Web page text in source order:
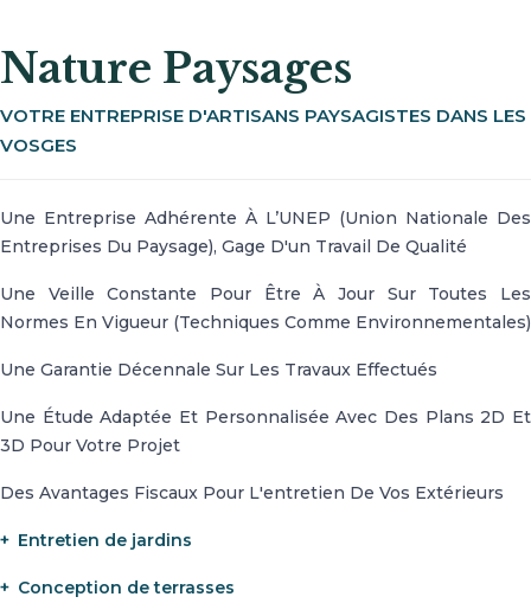
Nature Paysages
VOTRE ENTREPRISE D'ARTISANS PAYSAGISTES DANS LES
VOSGES
Une Entreprise Adhérente À L’UNEP (Union Nationale Des
Entreprises Du Paysage), Gage D'un Travail De Qualité
Une Veille Constante Pour Être À Jour Sur Toutes Les
Normes En Vigueur (techniques Comme Environnementales)
Une Garantie Décennale Sur Les Travaux Effectués
Une Étude Adaptée Et Personnalisée Avec Des Plans 2D Et
3D Pour Votre Projet
Des Avantages Fiscaux Pour L'entretien De Vos Extérieurs
Entretien de jardins
Conception de terrasses